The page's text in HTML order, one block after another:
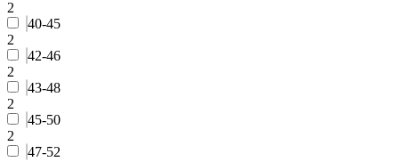
2
40-45
2
42-46
2
43-48
2
45-50
2
47-52